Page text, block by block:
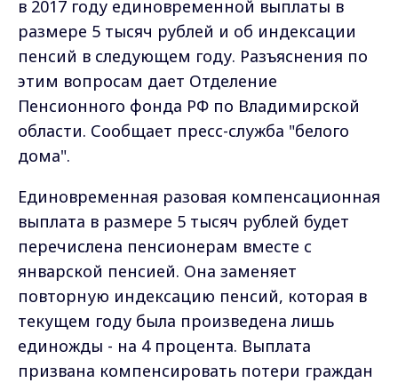
в 2017 году единовременной выплаты в
размере 5 тысяч рублей и об индексации
пенсий в следующем году. Разъяснения по
этим вопросам дает Отделение
Пенсионного фонда РФ по Владимирской
области. Сообщает пресс-служба "белого
дома".
Единовременная разовая компенсационная
выплата в размере 5 тысяч рублей будет
перечислена пенсионерам вместе с
январской пенсией. Она заменяет
повторную индексацию пенсий, которая в
текущем году была произведена лишь
единожды - на 4 процента. Выплата
призвана компенсировать потери граждан